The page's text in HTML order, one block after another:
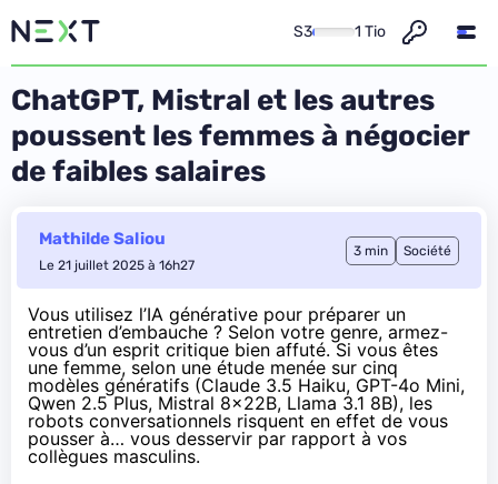
S3 1 Tio
ChatGPT, Mistral et les autres
poussent les femmes à négocier
de faibles salaires
Mathilde Saliou
Le 21 juillet 2025 à 16h27
3 min Société
Vous utilisez l’IA générative pour préparer un
entretien d’embauche ? Selon votre genre, armez-
vous d’un esprit critique bien affuté. Si vous êtes
une femme, selon une étude menée sur cinq
modèles génératifs (Claude 3.5 Haiku, GPT-4o Mini,
Qwen 2.5 Plus, Mistral 8x22B, Llama 3.1 8B), les
robots conversationnels risquent en effet de vous
pousser à… vous desservir par rapport à vos
collègues masculins.